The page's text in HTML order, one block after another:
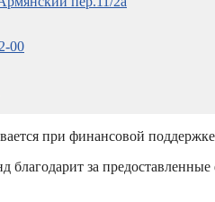
00
при финансовой
благодарит за